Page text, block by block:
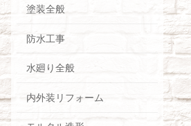
塗装全般
防水工事
水廻り全般
内外装リフォーム